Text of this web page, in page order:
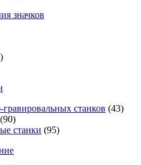
значков
станков (43)
(90)
станки (95)